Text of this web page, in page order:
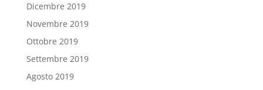
Dicembre 2019
Novembre 2019
Ottobre 2019
Settembre 2019
Agosto 2019